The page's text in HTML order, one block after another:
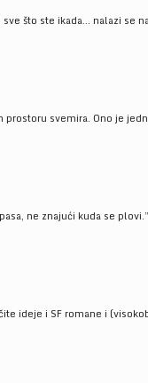
što ste ikada… nalazi se
svemira. Ono je
ne znajući kuda se
ideje i SF romane i